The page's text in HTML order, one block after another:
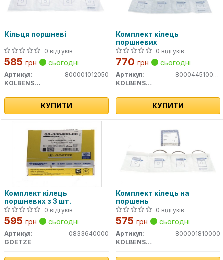
Кільця поршневі
0 відгуків
585 грн сьогодні
Артикул:
800001012050
KOLBENSCHMIDT
КУПИТИ
Комплект кілець
поршневих
0 відгуків
770 грн сьогодні
Артикул:
800044510000
KOLBENSCHMIDT
КУПИТИ
Комплект кілець
поршневих з 3 шт.
0 відгуків
595 грн сьогодні
Артикул:
0833640000
GOETZE
Комплект кілець на
поршень
0 відгуків
575 грн сьогодні
Артикул:
800001810000
KOLBENSCHMIDT